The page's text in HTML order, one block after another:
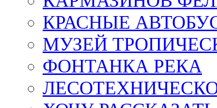
КРАСНЫЕ
МУЗЕЙ
ФОНТАНКА РЕКА